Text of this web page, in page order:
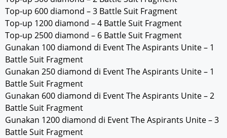
Top-up 600 diamond – 3 Battle Suit Fragment
Top-up 1200 diamond – 4 Battle Suit Fragment
Top-up 2500 diamond – 6 Battle Suit Fragment
Gunakan 100 diamond di Event The Aspirants Unite – 1
Battle Suit Fragment
Gunakan 250 diamond di Event The Aspirants Unite – 1
Battle Suit Fragment
Gunakan 600 diamond di Event The Aspirants Unite – 2
Battle Suit Fragment
Gunakan 1200 diamond di Event The Aspirants Unite – 3
Battle Suit Fragment